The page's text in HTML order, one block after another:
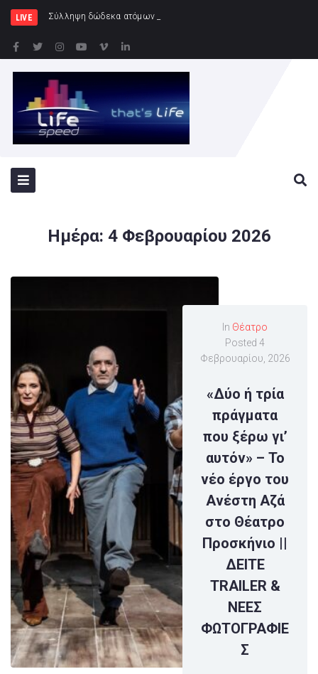
LIVE Σύλληψη δώδεκα ατόμων κατά τη διάρκεια του ποδο
Ημέρα: 4 Φεβρουαρίου 2026
In Θέατρο
Posted4
Φεβρουαρίου, 2026
«Δύο ή τρί​α
πράγματα
που ξέρω γι’
αυτόν» – Το
νέο έργο του
Ανέστη Αζά
στο Θέατρο
Προσκήνιο ||
ΔΕΙΤΕ
TRAILER &
ΝΕΕΣ
ΦΩΤΟΓΡΑΦΙΕ
Σ